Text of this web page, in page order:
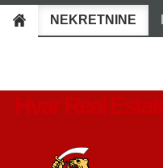
NEKRETNINE